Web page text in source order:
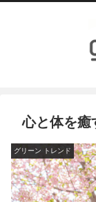
心と体を癒
グリーン トレンド